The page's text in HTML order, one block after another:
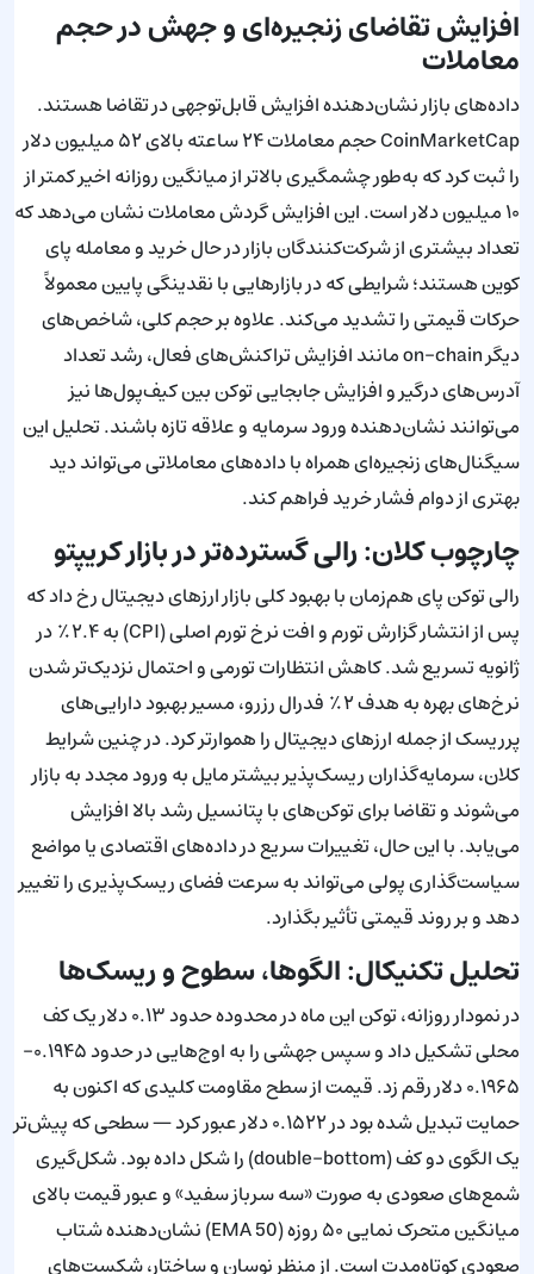
افزایش تقاضای زنجیره‌ای و جهش در حجم
معاملات
داده‌های بازار نشان‌دهنده افزایش قابل‌توجهی در تقاضا هستند.
CoinMarketCap حجم معاملات ۲۴ ساعته بالای ۵۲ میلیون دلار
را ثبت کرد که به‌طور چشمگیری بالاتر از میانگین روزانه اخیر کمتر از
۱۰ میلیون دلار است. این افزایش گردش معاملات نشان می‌دهد که
تعداد بیشتری از شرکت‌کنندگان بازار در حال خرید و معامله پای
کوین هستند؛ شرایطی که در بازارهایی با نقدینگی پایین معمولاً
حرکات قیمتی را تشدید می‌کند. علاوه بر حجم کلی، شاخص‌های
دیگر on-chain مانند افزایش تراکنش‌های فعال، رشد تعداد
آدرس‌های درگیر و افزایش جابجایی توکن بین کیف‌پول‌ها نیز
می‌توانند نشان‌دهنده ورود سرمایه و علاقه تازه باشند. تحلیل این
سیگنال‌های زنجیره‌ای همراه با داده‌های معاملاتی می‌تواند دید
بهتری از دوام فشار خرید فراهم کند.
چارچوب کلان: رالی گسترده‌تر در بازار کریپتو
رالی توکن پای هم‌زمان با بهبود کلی بازار ارزهای دیجیتال رخ داد که
پس از انتشار گزارش تورم و افت نرخ تورم اصلی (CPI) به ۲.۴٪ در
ژانویه تسریع شد. کاهش انتظارات تورمی و احتمال نزدیک‌تر شدن
نرخ‌های بهره به هدف ۲٪ فدرال رزرو، مسیر بهبود دارایی‌های
پرریسک از جمله ارزهای دیجیتال را هموارتر کرد. در چنین شرایط
کلان، سرمایه‌گذاران ریسک‌پذیر بیشتر مایل به ورود مجدد به بازار
می‌شوند و تقاضا برای توکن‌های با پتانسیل رشد بالا افزایش
می‌یابد. با این حال، تغییرات سریع در داده‌های اقتصادی یا مواضع
سیاست‌گذاری پولی می‌تواند به سرعت فضای ریسک‌پذیری را تغییر
دهد و بر روند قیمتی تأثیر بگذارد.
تحلیل تکنیکال: الگوها، سطوح و ریسک‌ها
در نمودار روزانه، توکن این ماه در محدوده حدود ۰.۱۳ دلار یک کف
محلی تشکیل داد و سپس جهشی را به اوج‌هایی در حدود ۰.۱۹۴۵–
۰.۱۹۶۵ دلار رقم زد. قیمت از سطح مقاومت کلیدی که اکنون به
حمایت تبدیل شده بود در ۰.۱۵۲۲ دلار عبور کرد — سطحی که پیش‌تر
یک الگوی دو کف (double-bottom) را شکل داده بود. شکل‌گیری
شمع‌های صعودی به صورت «سه سرباز سفید» و عبور قیمت بالای
میانگین متحرک نمایی ۵۰ روزه (EMA 50) نشان‌دهنده شتاب
صعودی کوتاه‌مدت است. از منظر نوسان و ساختار، شکست‌های